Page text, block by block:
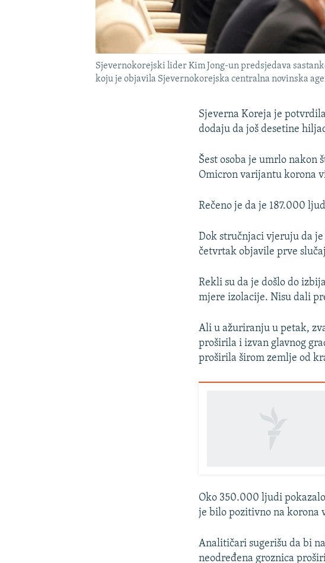
Sjevernokorejski lider Kim Jong-un predsjedava
koju je objavila Sjevernokorejska centralna novinska
Sjeverna Koreja je
dodaju da još desetine
Šest osoba je umrlo nakon
Omicron varijantu korona
Rečeno je da je 187.000
Dok stručnjaci vjeruju da
četvrtak objavile prve
Rekli su da je došlo do
mjere izolacije. Nisu dali
Ali u ažuriranju u petak,
proširila i izvan glavnog
proširila širom zemlje od
Oko 350.000 ljudi
je bilo pozitivno na korona
Analitičari sugerišu da bi
neodređena groznica